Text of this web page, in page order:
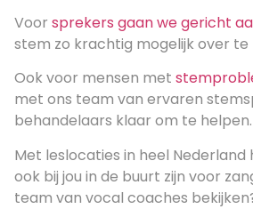
Voor sprekers gaan we gericht
stem zo krachtig mogelijk over te
Ook voor mensen met
met ons team van ervaren
behandelaars klaar om te helpen.
Met leslocaties in heel Nederland
ook bij jou in de buurt zijn voor
team van vocal coaches